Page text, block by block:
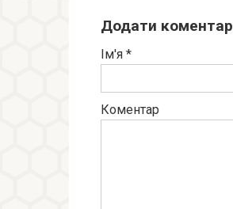
Додати коментар
Ім'я *
Коментар